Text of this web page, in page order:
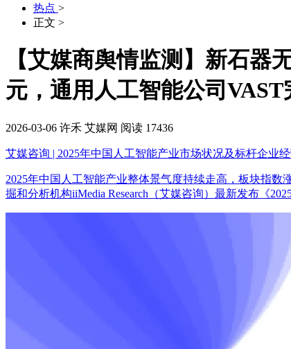
热点 >
正文 >
【艾媒商舆情监测】新石器
元，通用人工智能公司
2026-03-06 许禾 艾媒网 阅读 17436
艾媒咨询 | 2025年中国人工智能产业市场状况及标杆企业
2025年中国人工智能产业整体景气度持续走高，板块指
掘和分析机构iiMedia Research（艾媒咨询）最新发布《